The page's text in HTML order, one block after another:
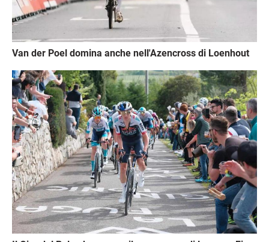
Van der Poel domina anche nell'Azencross di Loenhout
Immagine